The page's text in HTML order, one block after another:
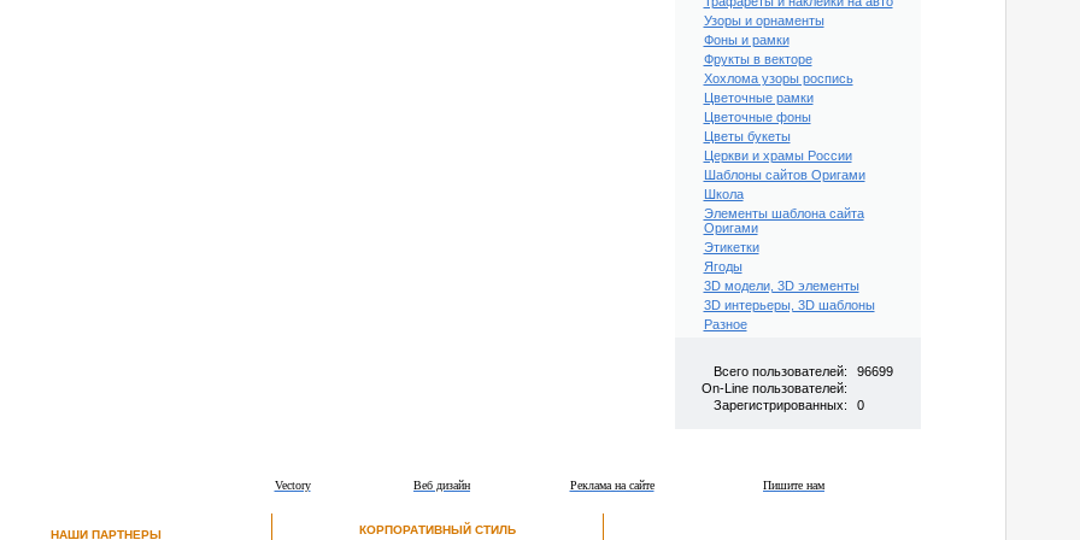
Узоры и орнаменты
Фоны и рамки
Фрукты в векторе
Хохлома узоры роспись
Цветочные рамки
Цветочные фоны
Цветы букеты
Церкви и храмы России
Шаблоны сайтов Оригами
Школа
Элементы шаблона сайта
Оригами
Этикетки
Ягоды
3D модели, 3D элементы
3D интерьеры, 3D шаблоны
Разное
Всего пользователей:
96699
On-Line пользователей:
Зарегистрированных:
0
Пишите нам
Реклама на сайте
Веб дизайн
Vectory
НАШИ ПАРТНЕРЫ КОРПОРАТИВНЫЙ СТИЛЬ